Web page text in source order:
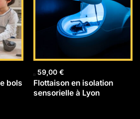
bols
59,00 €
Flottaison en isolation
sensorielle à Lyon